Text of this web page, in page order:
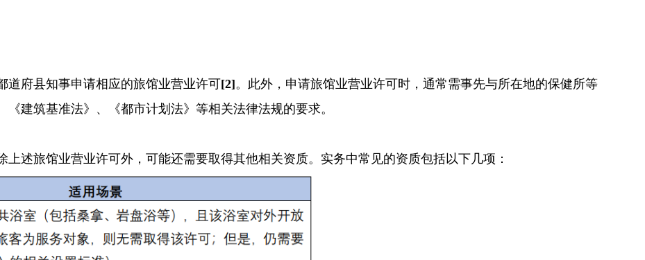
道府县知事申请相应的旅馆业营业许可[2]。此外，申请旅馆业营业许可时，通常需事先与所在地的保健所等
建筑基准法》、《都市计划法》等相关法律法规的要求。
述旅馆业营业许可外，可能还需要取得其他相关资质。实务中常见的资质包括以下几项：